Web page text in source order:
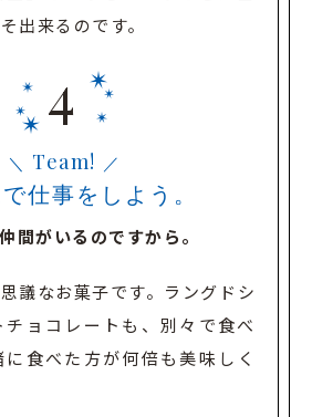
出来るのです。
Team!
仕事をしよう。
間がいるのですから。
議なお菓子です。 ラングドシ
チョコレートも、別々で食べ
に食べた方が何倍も美味しく